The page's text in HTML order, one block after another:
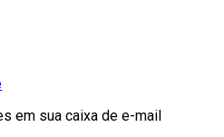
em sua caixa de e-mail